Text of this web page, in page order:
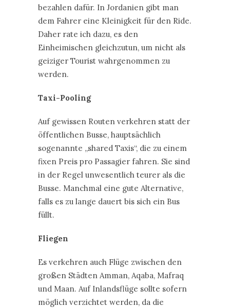
bezahlen dafür. In Jordanien gibt man
dem Fahrer eine Kleinigkeit für den Ride.
Daher rate ich dazu, es den
Einheimischen gleichzutun, um nicht als
geiziger Tourist wahrgenommen zu
werden.
Taxi-Pooling
Auf gewissen Routen verkehren statt der
öffentlichen Busse, hauptsächlich
sogenannte „shared Taxis“, die zu einem
fixen Preis pro Passagier fahren. Sie sind
in der Regel unwesentlich teurer als die
Busse. Manchmal eine gute Alternative,
falls es zu lange dauert bis sich ein Bus
füllt.
Fliegen
Es verkehren auch Flüge zwischen den
großen Städten Amman, Aqaba, Mafraq
und Maan. Auf Inlandsflüge sollte sofern
möglich verzichtet werden, da die